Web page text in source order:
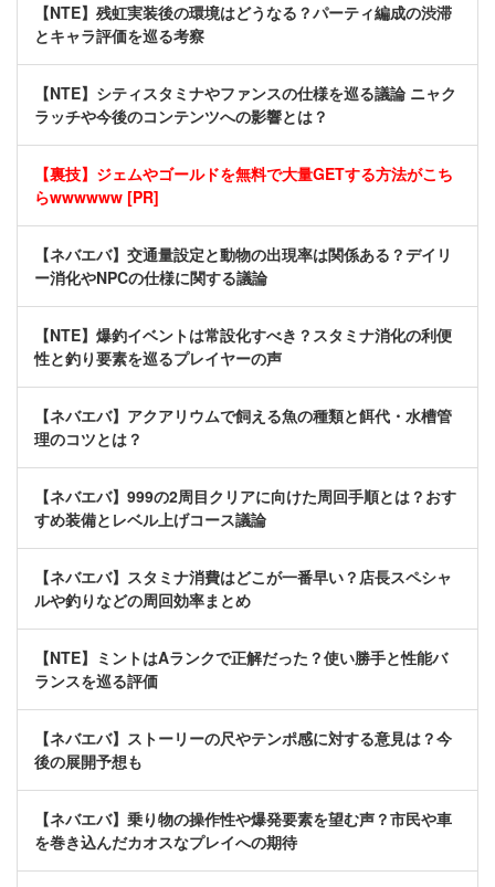
【NTE】残虹実装後の環境はどうなる？パーティ編成の渋滞
とキャラ評価を巡る考察
【NTE】シティスタミナやファンスの仕様を巡る議論 ニャク
ラッチや今後のコンテンツへの影響とは？
【裏技】ジェムやゴールドを無料で大量GETする方法がこち
らwwwwww [PR]
【ネバエバ】交通量設定と動物の出現率は関係ある？デイリ
ー消化やNPCの仕様に関する議論
【NTE】爆釣イベントは常設化すべき？スタミナ消化の利便
性と釣り要素を巡るプレイヤーの声
【ネバエバ】アクアリウムで飼える魚の種類と餌代・水槽管
理のコツとは？
【ネバエバ】999の2周目クリアに向けた周回手順とは？おす
すめ装備とレベル上げコース議論
【ネバエバ】スタミナ消費はどこが一番早い？店長スペシャ
ルや釣りなどの周回効率まとめ
【NTE】ミントはAランクで正解だった？使い勝手と性能バ
ランスを巡る評価
【ネバエバ】ストーリーの尺やテンポ感に対する意見は？今
後の展開予想も
【ネバエバ】乗り物の操作性や爆発要素を望む声？市民や車
を巻き込んだカオスなプレイへの期待